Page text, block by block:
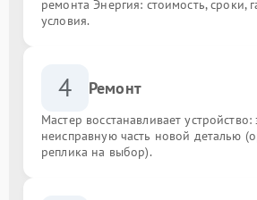
ремонта Энергия: стоимость, сроки,
условия.
4 Ремонт
Мастер восстанавливает устройство:
неисправную часть новой деталью
реплика на выбор).